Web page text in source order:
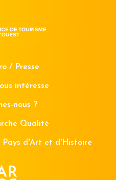
/ Presse
intéresse
nous ?
Qualité
Pays d'Art et d'Histoire